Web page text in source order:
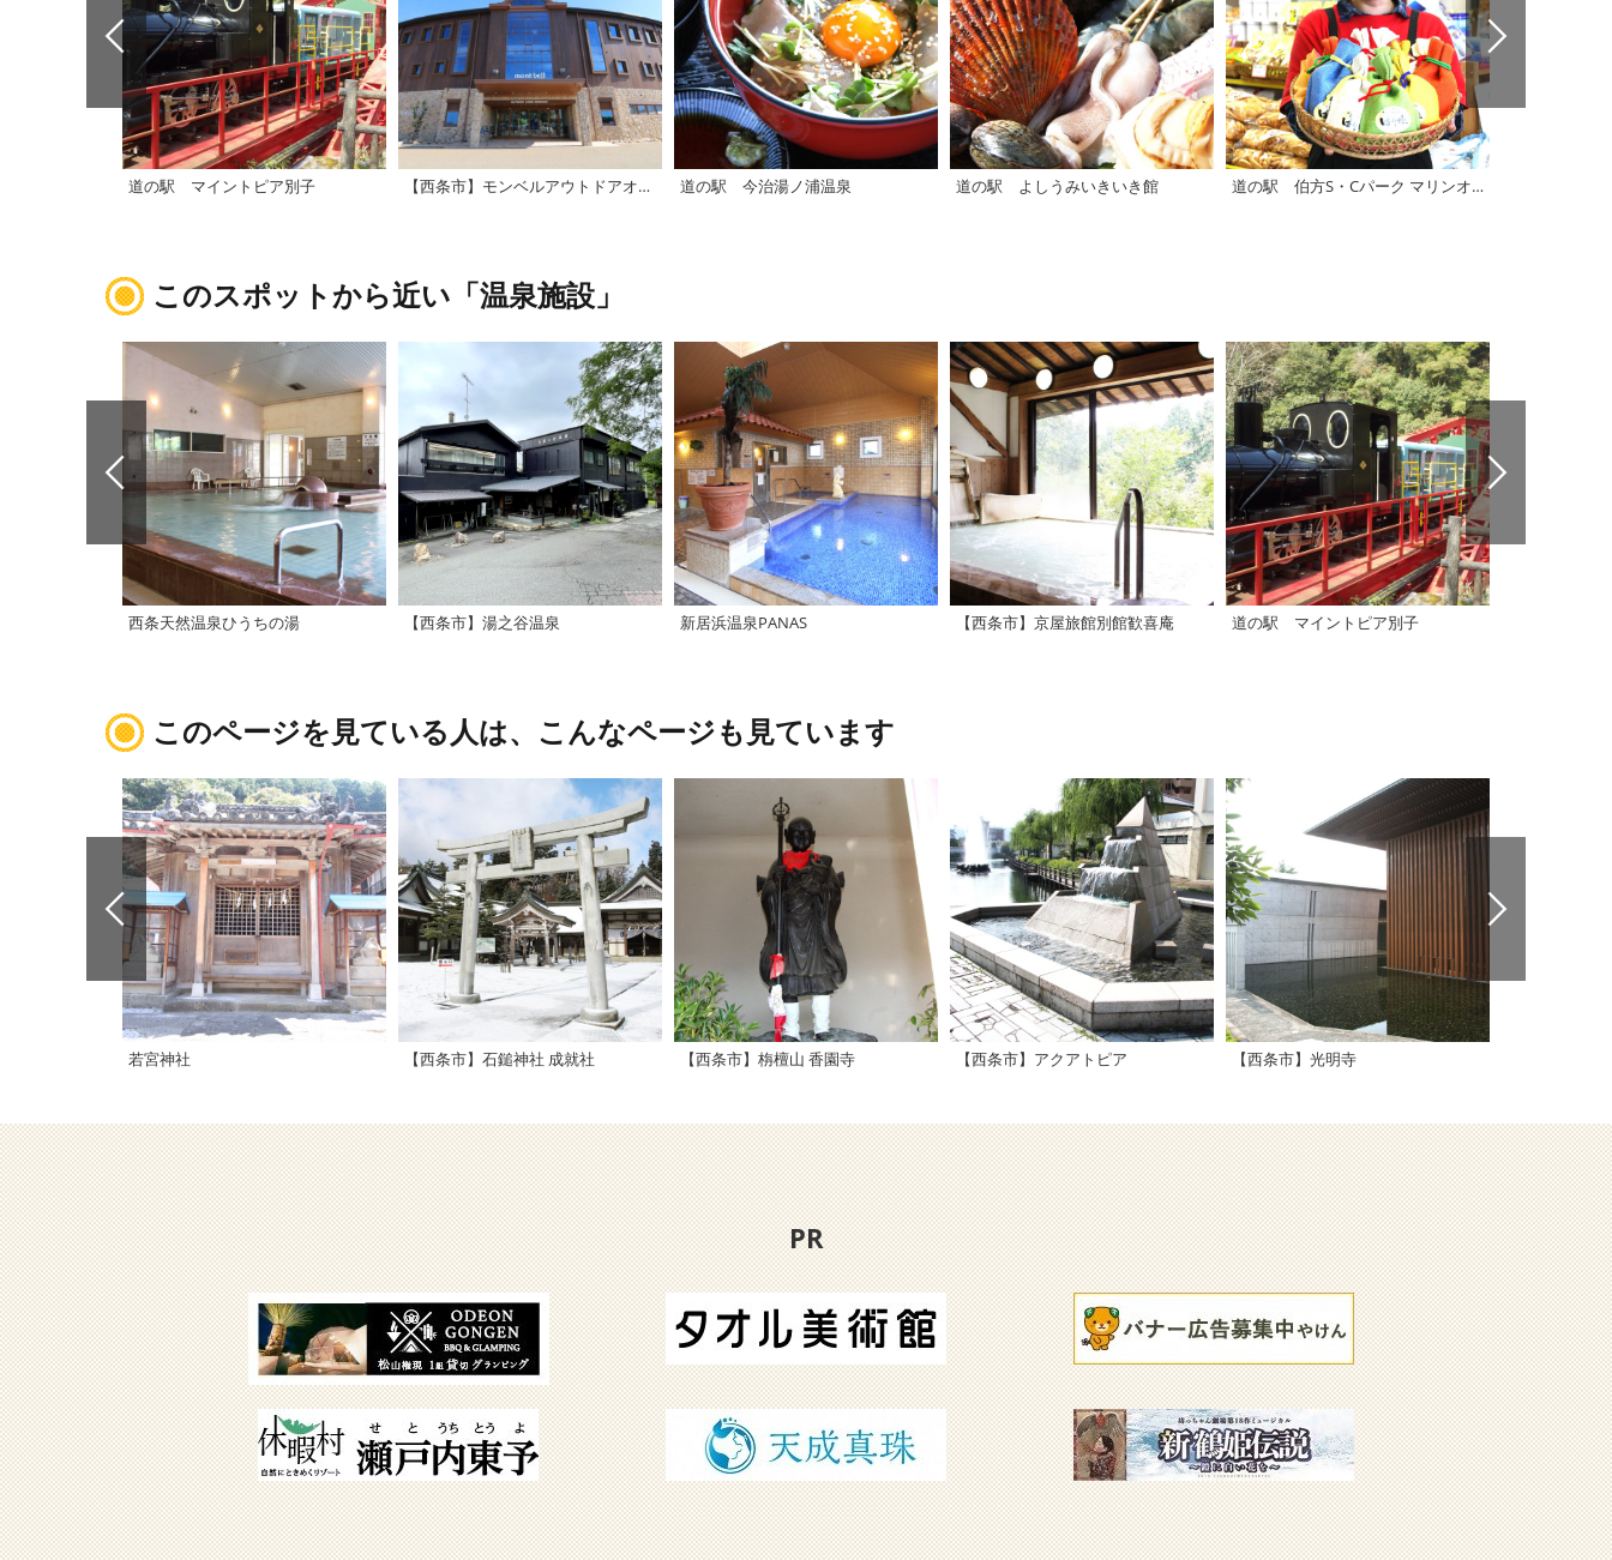
道の駅 マイントピア別子 【西条市】モンベルアウトドアオアシス石鎚 道の駅 今治湯ノ浦温泉 道の駅 よしうみいきいき館 道の駅 伯方S・Cパーク マリンオアシスはかた
このスポットから近い「温泉施設」
西条天然温泉ひうちの湯 【西条市】湯之谷温泉 新居浜温泉PANAS 【西条市】京屋旅館別館歓喜庵 道の駅 マイントピア別子
このページを見ている人は、こんなページも見ています
若宮神社 【西条市】石鎚神社 成就社 【西条市】栴檀山 香園寺 【西条市】アクアトピア 【西条市】光明寺
PR